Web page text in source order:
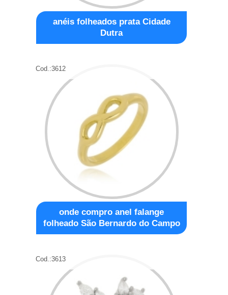
anéis folheados prata Cidade
Dutra
Cod.:3612
onde compro anel falange
folheado São Bernardo do Campo
Cod.:3613